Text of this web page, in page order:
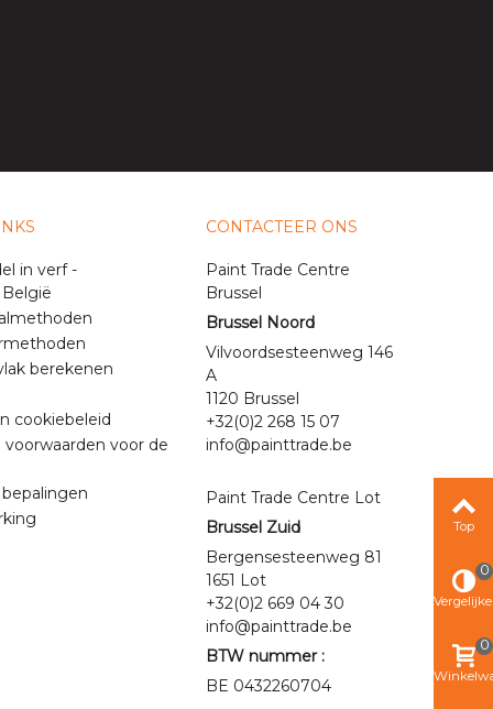
in verf -
berekenen
cookiebeleid
voor de
CONTACTEER ONS
Paint Trade Centre
Brussel
Brussel Noord
Vilvoordsesteenweg 146
A
1120 Brussel
+32(0)2 268 15 07
info@painttrade.be
Paint Trade Centre Lot
Brussel Zuid
Bergensesteenweg 81
1651 Lot
+32(0)2 669 04 30
info@painttrade.be
BTW nummer :
BE 0432260704
Top
0
0